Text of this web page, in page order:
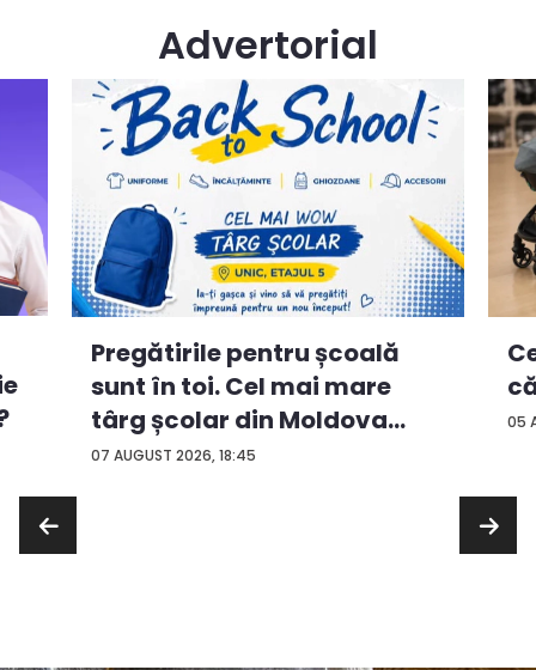
Advertorial
07 AUGUST 2026, 18:45
Pregătirile pentru școală
sunt în toi. Cel mai mare
târg școlar din Moldova
con...
05